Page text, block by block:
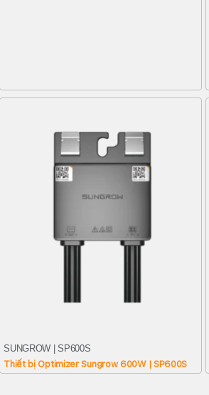
SUNGROW | SP600S
Thiết bị Optimizer Sungrow 600W | SP600S